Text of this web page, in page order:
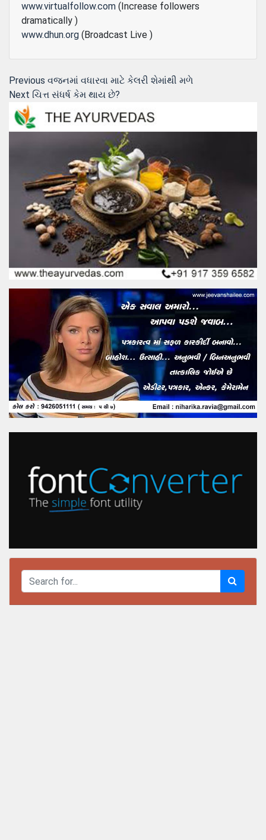
www.virtualfollow.com (Increase followers
dramatically )
www.dhun.org (Broadcast Live )
Post
navigation
Previous Previous
post:
વજનમાં વધારવા માટે કેલરી શેમાંથી મળે
Next Next
ચિત્ત સંધર્ષ કેમ થાય છે?